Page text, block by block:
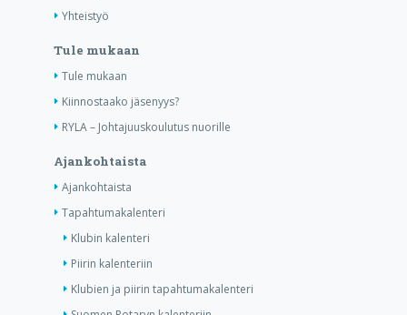
Yhteistyö
Tule mukaan
Tule mukaan
Kiinnostaako jäsenyys?
RYLA – Johtajuuskoulutus nuorille
Ajankohtaista
Ajankohtaista
Tapahtumakalenteri
Klubin kalenteri
Piirin kalenteriin
Klubien ja piirin tapahtumakalenteri